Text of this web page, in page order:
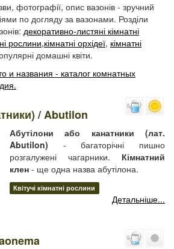
фотографії, опис вазонів - зручний
по догляду за вазонами. Розділи
декоративно-листяні кімнатні
рослини,кімнатні орхідеї, кімнатні
домашні квіти.
и названия - каталог комнатных
/ Abutilon
Абутілони або канатники (лат.
Abutilon) - багаторічні пишно
розгалужені чагарники. Кімнатний
клен - ще одна назва абутілона.
Квітучі кімнатні рослини
Детальніше...